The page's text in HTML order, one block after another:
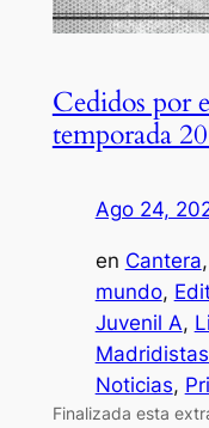
Cedidos por
temporada
Ago 24,
en Cantera,
mundo,
Juvenil A,
Noticias,
Finalizada esta